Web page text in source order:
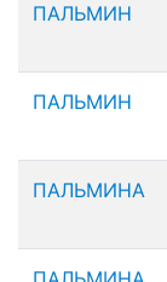
ПАЛЬМИН
ПАЛЬМИН
ПАЛЬМИНА